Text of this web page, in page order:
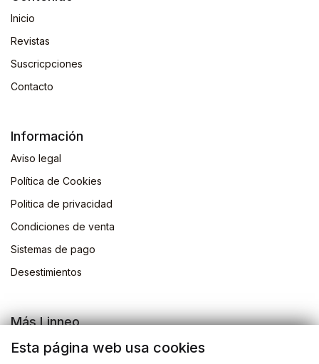
Inicio
Revistas
Suscricpciones
Contacto
Información
Aviso legal
Política de Cookies
Politica de privacidad
Condiciones de venta
Sistemas de pago
Desestimientos
Más Linneo
Blog
Esta página web usa cookies